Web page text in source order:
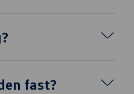
fast?